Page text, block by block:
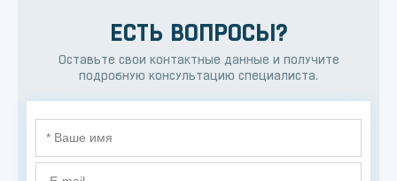
ЕСТЬ ВОПРОСЫ?
Оставьте свои контактные данные и получите
подробную консультацию специалиста.